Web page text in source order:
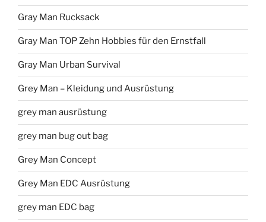
Gray Man Rucksack
Gray Man TOP Zehn Hobbies für den Ernstfall
Gray Man Urban Survival
Grey Man – Kleidung und Ausrüstung
grey man ausrüstung
grey man bug out bag
Grey Man Concept
Grey Man EDC Ausrüstung
grey man EDC bag